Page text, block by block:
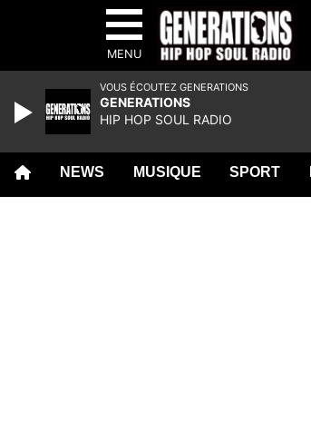
MENU
NEWS MUSIQUE SPORT
VOUS ÉCOUTEZ GENERATIONS
GENERATIONS
HIP HOP SOUL RADIO